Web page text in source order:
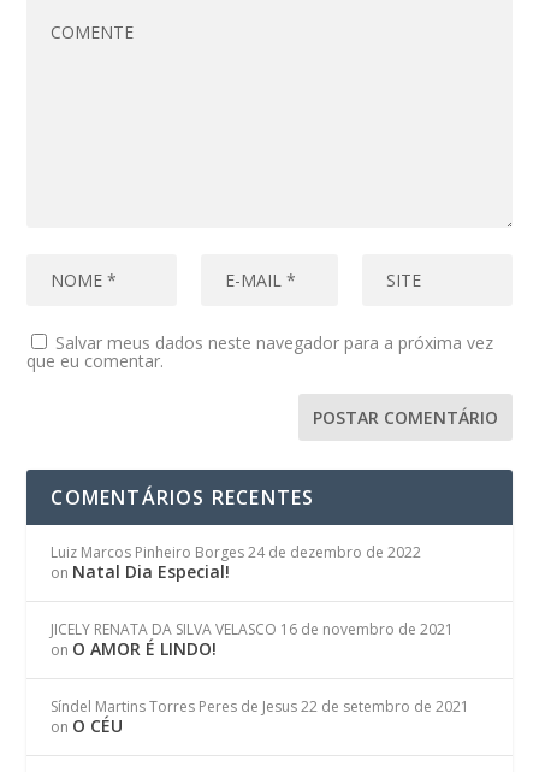
Salvar meus dados neste navegador para a próxima vez
que eu comentar.
COMENTÁRIOS RECENTES
Luiz Marcos Pinheiro Borges 24 de dezembro de 2022
on Natal Dia Especial!
JICELY RENATA DA SILVA VELASCO 16 de novembro de 2021
on O AMOR É LINDO!
Síndel Martins Torres Peres de Jesus 22 de setembro de 2021
on O CÉU